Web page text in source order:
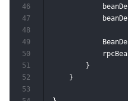
        }
    }
46
47
48
49
50
51
52
53